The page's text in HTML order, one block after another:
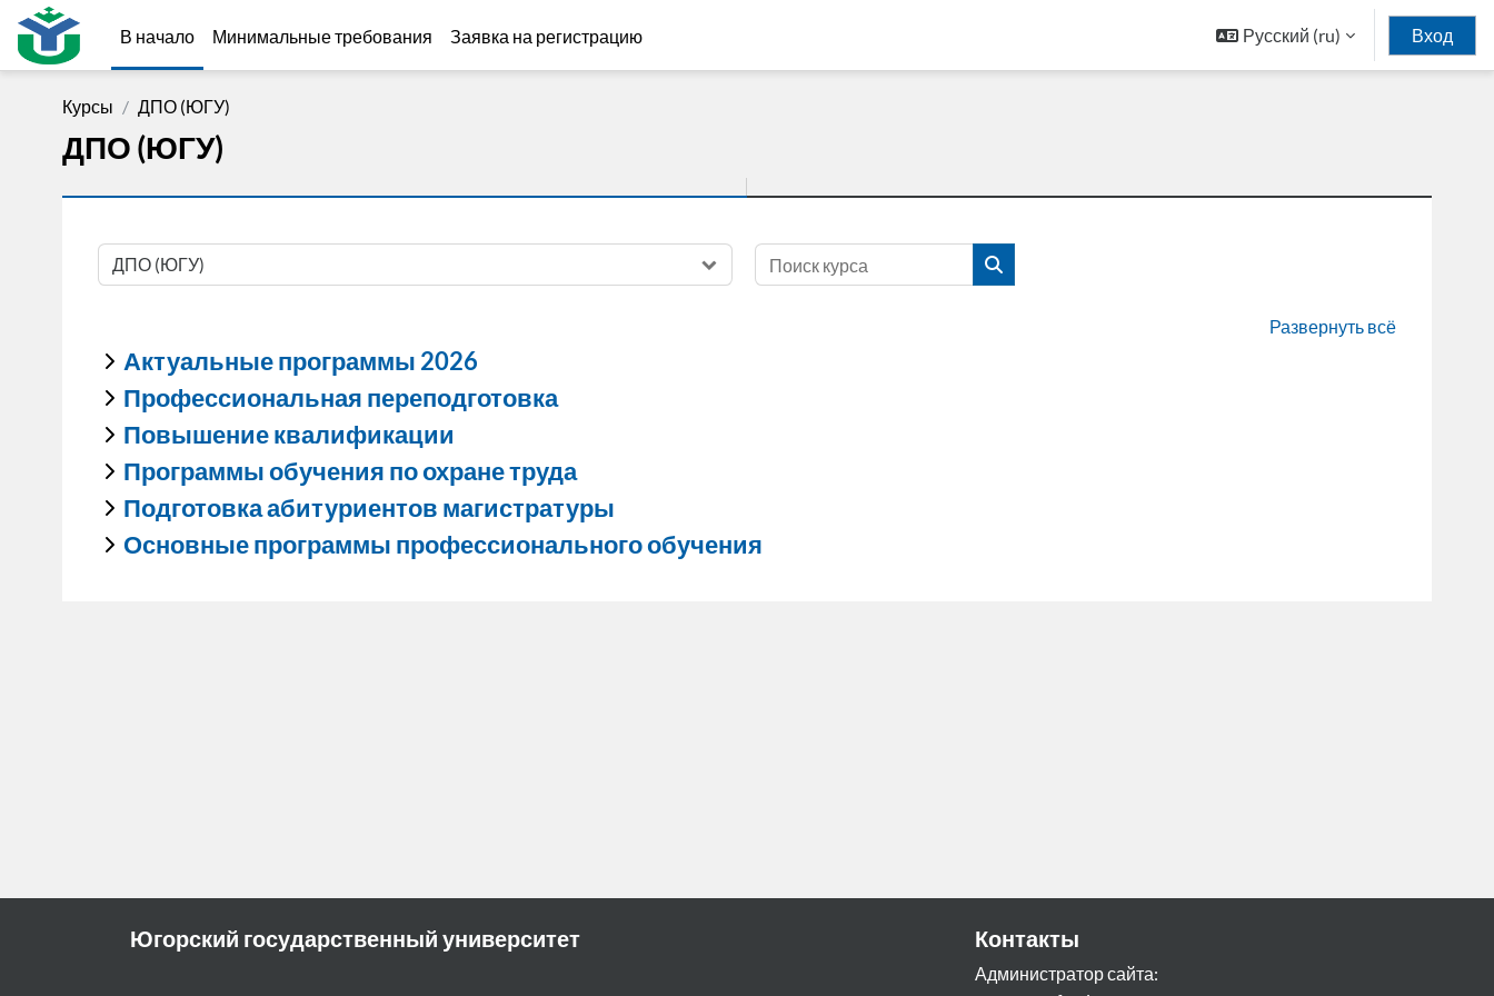
Перейти к основному содержанию
В начало
Минимальные требования Заявка на регистрацию Русский ‎(ru)‎ Вход
Курсы ДПО (ЮГУ)
ДПО (ЮГУ)
Категории курсов
Поиск курса
Поиск курса
Развернуть всё
Актуальные программы 2026
Профессиональная переподготовка
Повышение квалификации
Программы обучения по охране труда
Подготовка абитуриентов магистратуры
Основные программы профессионального обучения
Югорский государственный университет Контакты
Администратор сайта: